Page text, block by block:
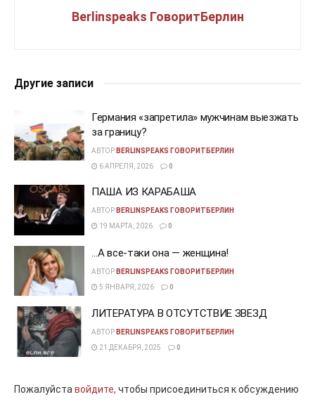
Berlinspeaks ГоворитБерлин
Другие записи
Германия «запретила» мужчинам выезжать
за границу?
АВТОР BERLINSPEAKS ГОВОРИТБЕРЛИН
6 АПРЕЛЯ, 2026
0
ПАША ИЗ КАРАБАША
АВТОР BERLINSPEAKS ГОВОРИТБЕРЛИН
19 МАРТА, 2026
0
…А все-таки она — женщина!
АВТОР BERLINSPEAKS ГОВОРИТБЕРЛИН
5 ЯНВАРЯ, 2026
0
ЛИТЕРАТУРА В ОТСУТСТВИЕ ЗВЕЗД
АВТОР BERLINSPEAKS ГОВОРИТБЕРЛИН
21 ДЕКАБРЯ, 2025
0
Пожалуйста войдите, чтобы присоединиться к обсуждению